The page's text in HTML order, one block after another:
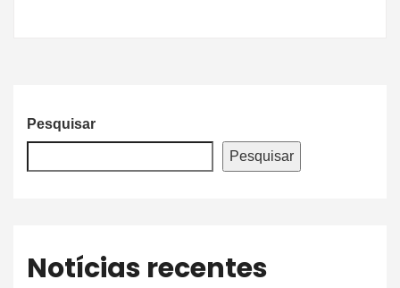
Pesquisar
Pesquisar
Notícias recentes